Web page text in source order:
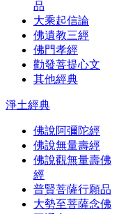
品
大乘起信論
佛遺教三經
佛門孝經
勸發菩提心文
其他經典
淨土經典
佛說阿彌陀經
佛說無量壽經
佛說觀無量壽佛
經
普賢菩薩行願品
大勢至菩薩念佛